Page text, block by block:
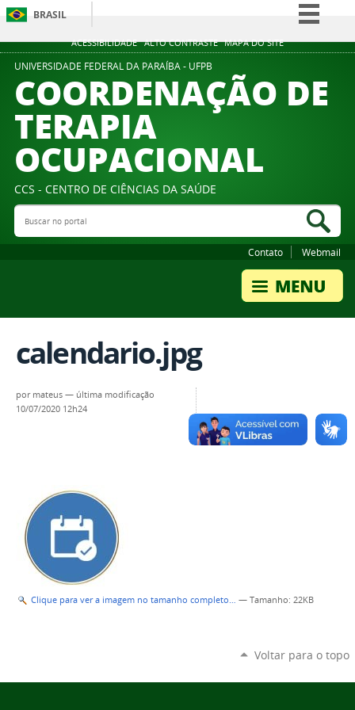
ACESSIBILIDADE ALTO CONTRASTE MAPA DO SITE
BRASIL
Simplifique!
Participe
Acesso à informação
Canais
UNIVERSIDADE FEDERAL DA PARAÍBA - UFPB
COORDENAÇÃO DE
TERAPIA
OCUPACIONAL
CCS - CENTRO DE CIÊNCIAS DA SAÚDE
Buscar no portal
Contato Webmail
calendario.jpg
por mateus — última modificação
10/07/2020 12h24
Clique para ver a imagem no tamanho completo… — Tamanho: 22KB
Voltar para o topo